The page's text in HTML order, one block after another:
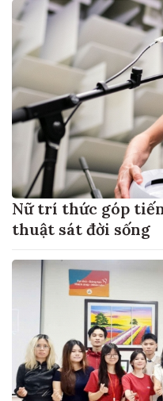
Nữ trí thức góp
thuật sát đời sống